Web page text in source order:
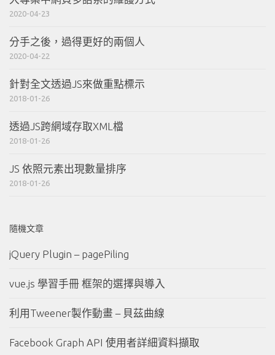
2020-04-23
分手之後，過得更好的兩個人
2020-04-22
針對全文透過JS來做重點標示
2018-01-26
透過JS跨網域存取XML檔
2018-01-26
JS 依照元素出現數量排序
2018-01-26
隨機文章
jQuery Plugin – pagePiling
vue.js 學習手冊 框架的選擇與導入
利用Tweener製作動畫 – 貝茲曲線
Facebook Graph API 使用者詳細資料擷取